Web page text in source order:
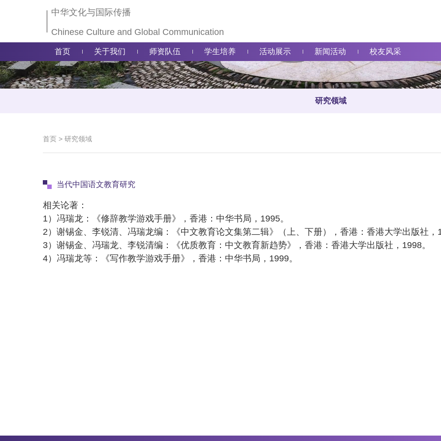
中华文化与国际传播
Chinese Culture and Global Communication
首页 关于我们 师资队伍 学生培养 活动展示 新闻活动 校友风采
研究领域
研究领域
首页 > 研究领域
当代中国语文教育研究
相关论著：
1）冯瑞龙：《修辞教学游戏手册》，香港：中华书局，1995。
2）谢锡金、李锐清、冯瑞龙编：《中文教育论文集第二辑》（上、下册），香港：香港大学出版社，
3）谢锡金、冯瑞龙、李锐清编：《优质教育：中文教育新趋势》，香港：香港大学出版社，1998。
4）冯瑞龙等：《写作教学游戏手册》，香港：中华书局，1999。